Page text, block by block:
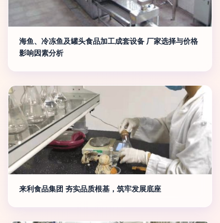
海鱼、冷冻鱼及罐头食品加工成套设备 厂家选择与价格
影响因素分析
来利食品集团 夯实品质根基，筑牢发展底座